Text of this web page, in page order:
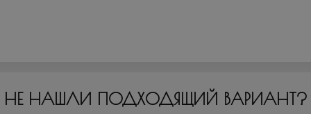
НЕ НАШЛИ ПОДХОДЯЩИЙ ВАРИАНТ?